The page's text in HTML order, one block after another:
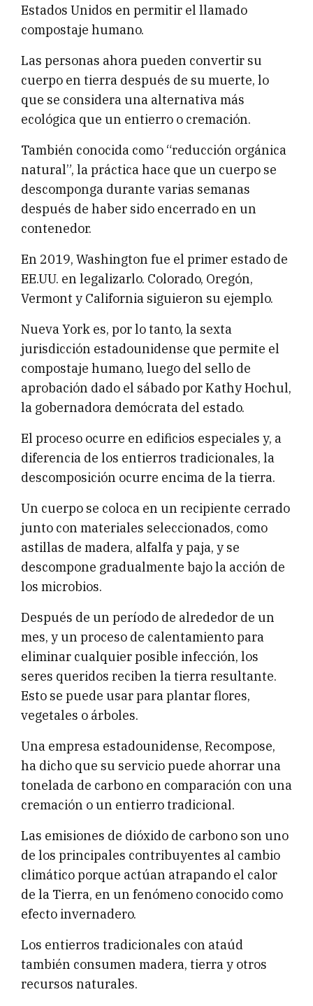
Estados Unidos en permitir el llamado
compostaje humano.
Las personas ahora pueden convertir su
cuerpo en tierra después de su muerte, lo
que se considera una alternativa más
ecológica que un entierro o cremación.
También conocida como “reducción orgánica
natural”, la práctica hace que un cuerpo se
descomponga durante varias semanas
después de haber sido encerrado en un
contenedor.
En 2019, Washington fue el primer estado de
EE.UU. en legalizarlo. Colorado, Oregón,
Vermont y California siguieron su ejemplo.
Nueva York es, por lo tanto, la sexta
jurisdicción estadounidense que permite el
compostaje humano, luego del sello de
aprobación dado el sábado por Kathy Hochul,
la gobernadora demócrata del estado.
El proceso ocurre en edificios especiales y, a
diferencia de los entierros tradicionales, la
descomposición ocurre encima de la tierra.
Un cuerpo se coloca en un recipiente cerrado
junto con materiales seleccionados, como
astillas de madera, alfalfa y paja, y se
descompone gradualmente bajo la acción de
los microbios.
Después de un período de alrededor de un
mes, y un proceso de calentamiento para
eliminar cualquier posible infección, los
seres queridos reciben la tierra resultante.
Esto se puede usar para plantar flores,
vegetales o árboles.
Una empresa estadounidense, Recompose,
ha dicho que su servicio puede ahorrar una
tonelada de carbono en comparación con una
cremación o un entierro tradicional.
Las emisiones de dióxido de carbono son uno
de los principales contribuyentes al cambio
climático porque actúan atrapando el calor
de la Tierra, en un fenómeno conocido como
efecto invernadero.
Los entierros tradicionales con ataúd
también consumen madera, tierra y otros
recursos naturales.